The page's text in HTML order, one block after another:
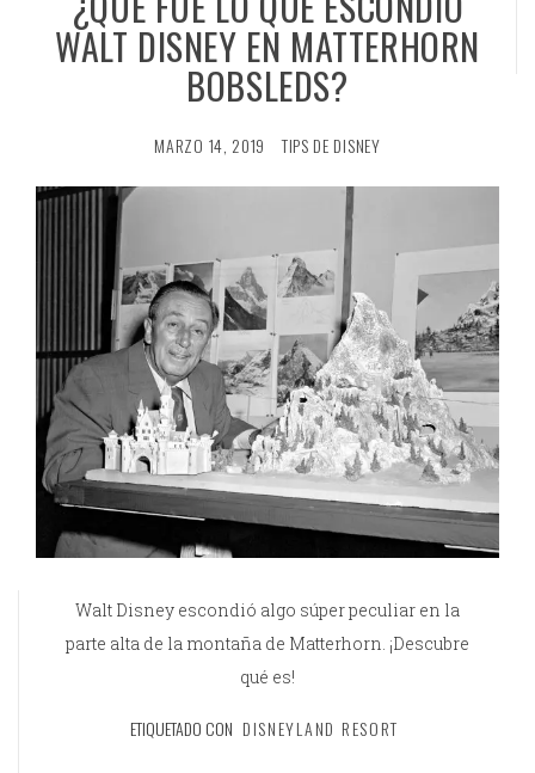
WALT DISNEY EN MATTERHORN
BOBSLEDS?
MARZO 14, 2019 TIPS DE DISNEY
Walt Disney escondió algo súper peculiar en la
parte alta de la montaña de Matterhorn. ¡Descubre
qué es!
ETIQUETADO CON DISNEYLAND RESORT